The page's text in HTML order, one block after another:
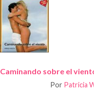
Caminando sobre el
Por Patricia